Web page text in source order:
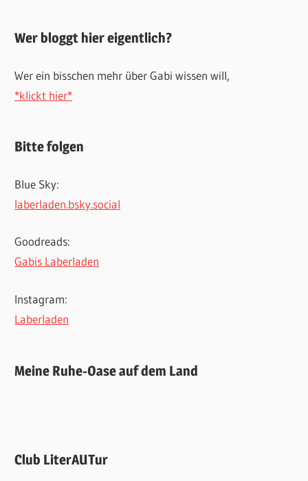
Wer bloggt hier eigentlich?
Wer ein bisschen mehr über Gabi wissen will,
*klickt hier*
Bitte folgen
Blue Sky:
laberladen.bsky.social
Goodreads:
Gabis Laberladen
Instagram:
Laberladen
Meine Ruhe-Oase auf dem Land
Club LiterAUTur